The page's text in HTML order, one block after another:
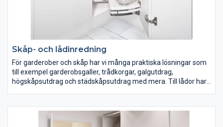
Skåp- och lådinredning
För garderober och skåp har vi många praktiska lösningar som
till exempel garderobsgaller, trådkorgar, galgutdrag,
högskåpsutdrag och städskåpsutdrag med mera. Till lådor har